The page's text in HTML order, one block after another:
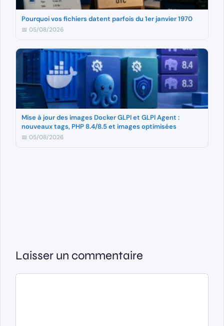
Pourquoi vos fichiers datent parfois du 1er janvier 1970
📅 05/08/2026
Mise à jour des images Docker GLPI et GLPI Agent :
nouveaux tags, PHP 8.4/8.5 et images optimisées
📅 05/08/2026
Laisser un commentaire